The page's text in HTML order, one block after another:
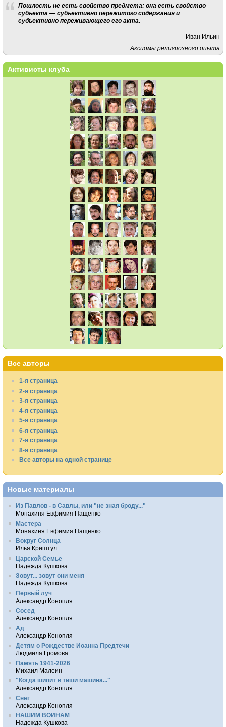
Пошлость не есть свойство предмета: она есть свойство
субъекта — субъективно пережитого содержания и
субъективно переживающего его акта.
Иван Ильин
Аксиомы религиозного опыта
Активисты клуба
Все авторы
1-я страница
2-я страница
3-я страница
4-я страница
5-я страница
6-я страница
7-я страница
8-я страница
Все авторы на одной странице
Новые материалы
Из Павлов - в Савлы, или "не зная броду..."
Монахиня Евфимия Пащенко
Мастера
Монахиня Евфимия Пащенко
Вокруг Солнца
Илья Криштул
Царской Семье
Надежда Кушкова
Зовут... зовут они меня
Надежда Кушкова
Первый луч
Александр Конопля
Сосед
Александр Конопля
Ад
Александр Конопля
Детям о Рождестве Иоанна Предтечи
Людмила Громова
Память 1941-2026
Михаил Малеин
"Когда шипит в тиши машина..."
Александр Конопля
Снег
Александр Конопля
НАШИМ ВОИНАМ
Надежда Кушкова